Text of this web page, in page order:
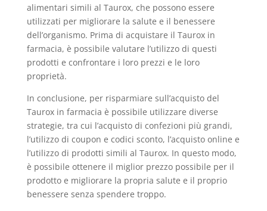
alimentari simili al Taurox, che possono essere
utilizzati per migliorare la salute e il benessere
dell’organismo. Prima di acquistare il Taurox in
farmacia, è possibile valutare l’utilizzo di questi
prodotti e confrontare i loro prezzi e le loro
proprietà.
In conclusione, per risparmiare sull’acquisto del
Taurox in farmacia è possibile utilizzare diverse
strategie, tra cui l’acquisto di confezioni più grandi,
l’utilizzo di coupon e codici sconto, l’acquisto online e
l’utilizzo di prodotti simili al Taurox. In questo modo,
è possibile ottenere il miglior prezzo possibile per il
prodotto e migliorare la propria salute e il proprio
benessere senza spendere troppo.